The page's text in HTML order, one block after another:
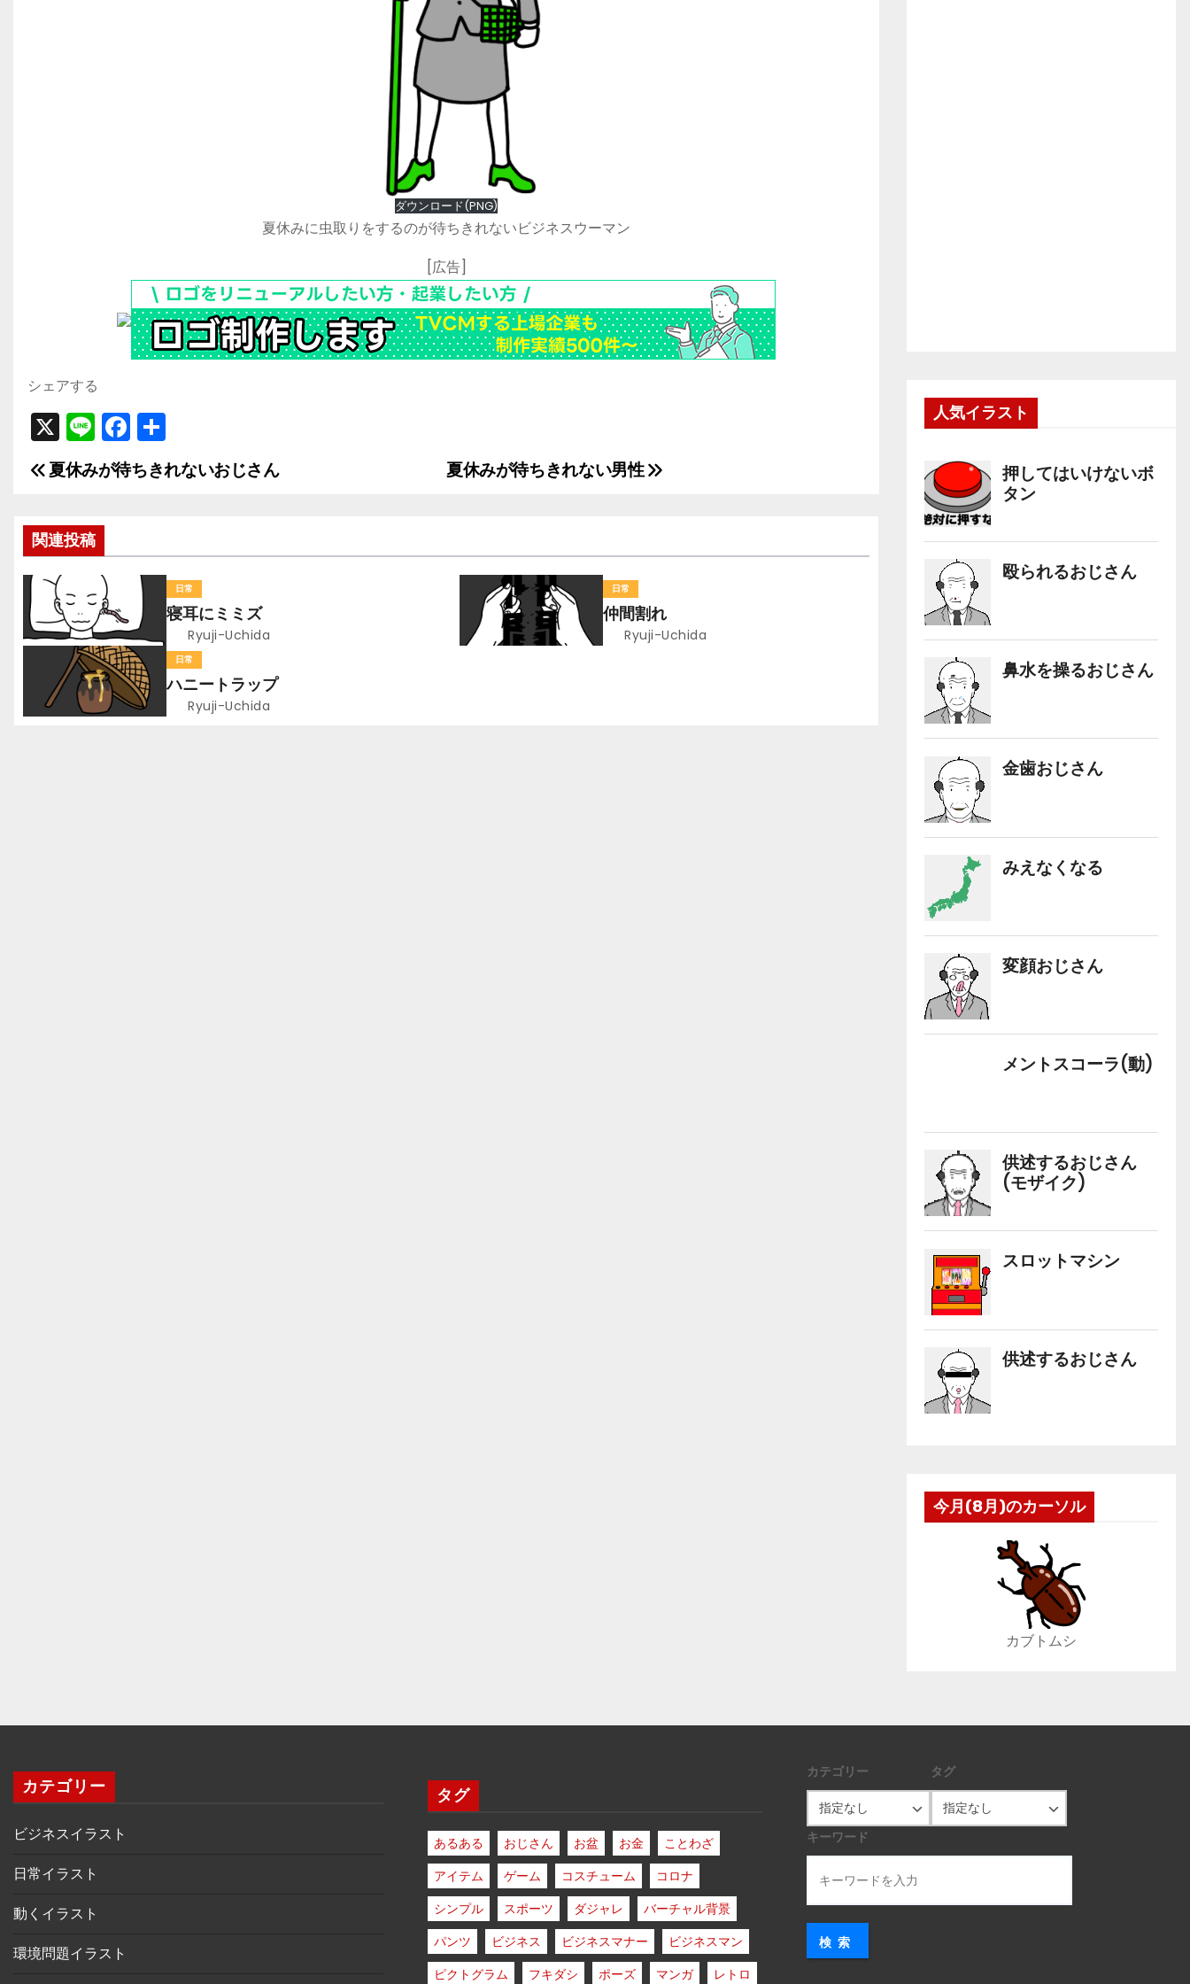
ダウンロード(PNG)
夏休みに虫取りをするのが待ちきれないビジネスウーマン
[広告]
シェアする
X Li
n
e
F
a
c
o
o
k
有
投
ナ
ビ
ゲ
シ
夏休みが待ちきれない男性
夏休みが待ちきれないおじさん
関連投稿
日常
寝耳にミミズ
Ryuji-Uchida
日常
仲間割れ
Ryuji-Uchida
日常
ハニートラップ
Ryuji-Uchida
人気イラスト
今月(8月)のカーソル
カブトムシ
カテゴリー
ビジネスイラスト
日常イラスト
動くイラスト
環境問題イラスト
タグ
あるある おじさん お盆 お金
ことわざ
アイテム
ゲーム コスチューム
コロナ
シンプル
スポーツ ダジャレ
バーチャル背景
パンツ
ビジネス ビジネスマナー
ビジネスマン
ピクトグラム
フキダシ ポーズ マンガ レトロ
カテゴリー タグ
キーワード
検索